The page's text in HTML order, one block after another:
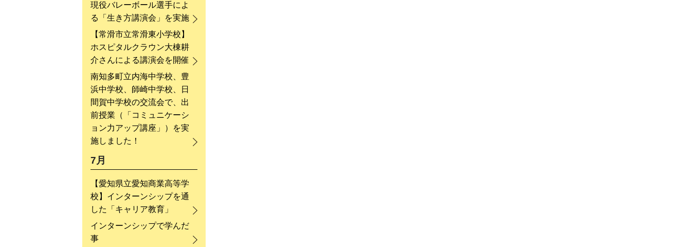
現役バレーボール選手によ
る「生き方講演会」を実施
【常滑市立常滑東小学校】
ホスピタルクラウン大棟耕
介さんによる講演会を開催
南知多町立内海中学校、豊
浜中学校、師崎中学校、日
間賀中学校の交流会で、出
前授業（「コミュニケーシ
ョン力アップ講座」）を実
施しました！
7月
【愛知県立愛知商業高等学
校】インターンシップを通
した「キャリア教育」
インターンシップで学んだ
事